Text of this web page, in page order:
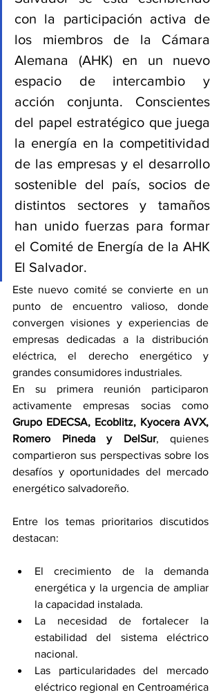
con la participación activa de
los miembros de la Cámara
Alemana (AHK) en un nuevo
espacio de intercambio y
acción conjunta. Conscientes
del papel estratégico que juega
la energía en la competitividad
de las empresas y el desarrollo
sostenible del país, socios de
distintos sectores y tamaños
han unido fuerzas para formar
el Comité de Energía de la AHK
El Salvador.
Este nuevo comité se convierte en un
punto de encuentro valioso, donde
convergen visiones y experiencias de
empresas dedicadas a la distribución
eléctrica, el derecho energético y
grandes consumidores industriales.
En su primera reunión participaron
Grupo EDECSA, Ecoblitz, Kyocera AVX,
Romero Pineda y DelSur, quienes
compartieron sus perspectivas sobre los
desafíos y oportunidades del mercado
energético salvadoreño.
Entre los temas prioritarios discutidos
destacan:
El crecimiento de la demanda
energética y la urgencia de ampliar
la capacidad instalada.
La necesidad de fortalecer la
estabilidad del sistema eléctrico
nacional.
Las particularidades del mercado
eléctrico regional en Centroamérica